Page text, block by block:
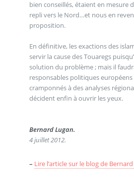
bien conseillés, étaient en mesure
repli vers le Nord…et nous en
proposition.
En définitive, les exactions des
servir la cause des Touaregs
solution du problème ; mais il
responsables politiques
cramponnés à des analyses
décident enfin à ouvrir les yeux.
Bernard Lugan.
4 juillet 2012.
– Lire l’article sur le blog de